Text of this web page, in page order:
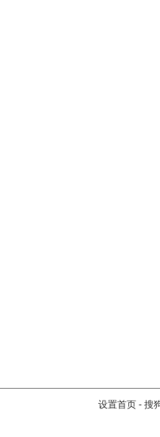
设置首页 - 搜